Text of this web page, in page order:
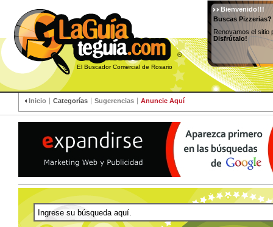
®
El Buscador Comercial de Rosario
Bienvenido!!!
Buscas
Renovamos el sitio
Disfrútalo!
Inicio Categorías Sugerencias Anuncie Aquí